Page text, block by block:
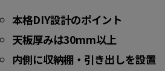
本格DIY設計のポイント
天板厚みは30mm以上
内側に収納棚・引き出しを設置